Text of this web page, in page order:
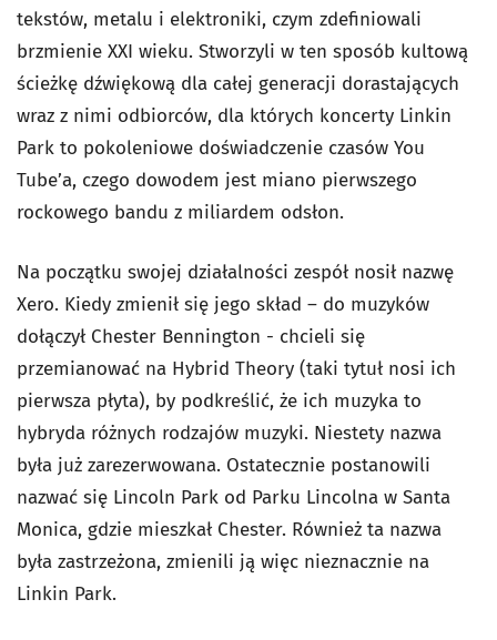
tekstów, metalu i elektroniki, czym zdefiniowali
brzmienie XXI wieku. Stworzyli w ten sposób kultową
ścieżkę dźwiękową dla całej generacji dorastających
wraz z nimi odbiorców, dla których koncerty Linkin
Park to pokoleniowe doświadczenie czasów You
Tube’a, czego dowodem jest miano pierwszego
rockowego bandu z miliardem odsłon.
Na początku swojej działalności zespół nosił nazwę
Xero. Kiedy zmienił się jego skład – do muzyków
dołączył Chester Bennington - chcieli się
przemianować na Hybrid Theory (taki tytuł nosi ich
pierwsza płyta), by podkreślić, że ich muzyka to
hybryda różnych rodzajów muzyki. Niestety nazwa
była już zarezerwowana. Ostatecznie postanowili
nazwać się Lincoln Park od Parku Lincolna w Santa
Monica, gdzie mieszkał Chester. Również ta nazwa
była zastrzeżona, zmienili ją więc nieznacznie na
Linkin Park.